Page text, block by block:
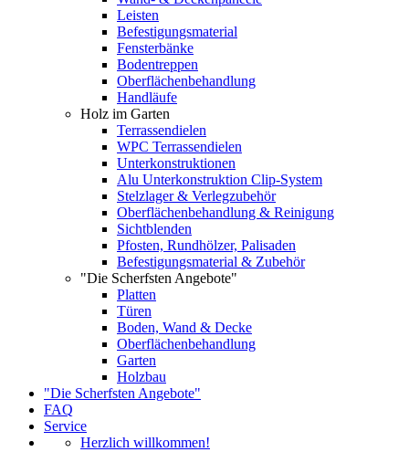
Leisten
Befestigungsmaterial
Fensterbänke
Bodentreppen
Oberflächenbehandlung
Handläufe
Holz im Garten
Terrassendielen
WPC Terrassendielen
Unterkonstruktionen
Alu Unterkonstruktion Clip-System
Stelzlager & Verlegzubehör
Oberflächenbehandlung & Reinigung
Sichtblenden
Pfosten, Rundhölzer, Palisaden
Befestigungsmaterial & Zubehör
"Die Scherfsten Angebote"
Platten
Türen
Boden, Wand & Decke
Oberflächenbehandlung
Garten
Holzbau
"Die Scherfsten Angebote"
FAQ
Service
Herzlich willkommen!